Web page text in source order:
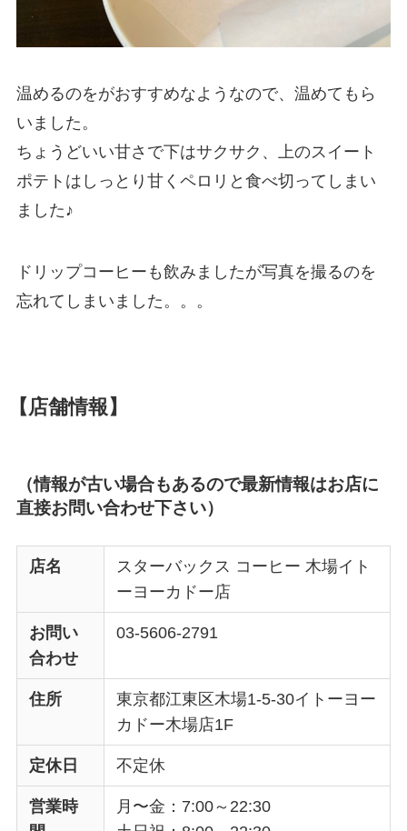
温めるのをがおすすめなようなので、温めてもら
いました。
ちょうどいい甘さで下はサクサク、上のスイート
ポテトはしっとり甘くペロリと食べ切ってしまい
ました♪
ドリップコーヒーも飲みましたが写真を撮るのを
忘れてしまいました。。。
【店舗情報】
（情報が古い場合もあるので最新情報はお店に
直接お問い合わせ下さい）
店名
スターバックス コーヒー 木場イト
ーヨーカドー店
お問い
合わせ
03-5606-2791
住所
東京都江東区木場1-5-30イトーヨー
カドー木場店1F
定休日 不定休
営業時
月〜金：7:00～22:30